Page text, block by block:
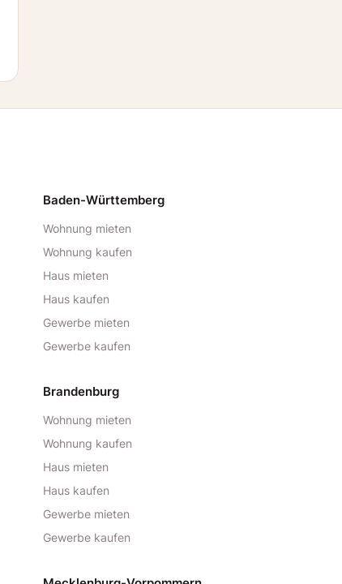
Baden-Württemberg
Wohnung mieten
Wohnung kaufen
Haus mieten
Haus kaufen
Gewerbe mieten
Gewerbe kaufen
Brandenburg
Wohnung mieten
Wohnung kaufen
Haus mieten
Haus kaufen
Gewerbe mieten
Gewerbe kaufen